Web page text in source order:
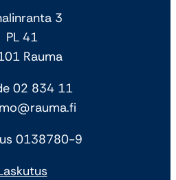
3
PL 41
Rauma
02 834 11
0138780-9